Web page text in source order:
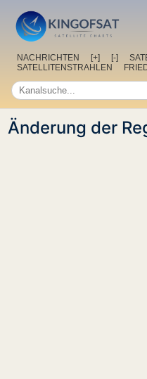
NACHRICHTEN [+] [-]
SATELLITENSTRAHLEN
Änderung der